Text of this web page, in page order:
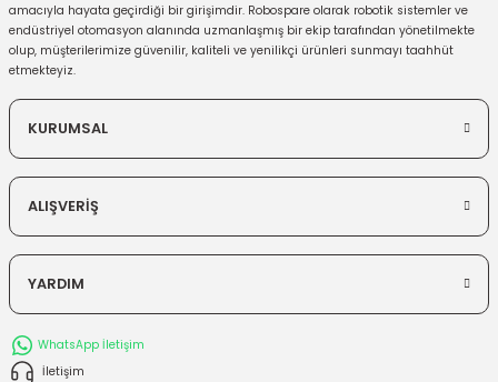
amacıyla hayata geçirdiği bir girişimdir. Robospare olarak robotik sistemler ve
endüstriyel otomasyon alanında uzmanlaşmış bir ekip tarafından yönetilmekte
olup, müşterilerimize güvenilir, kaliteli ve yenilikçi ürünleri sunmayı taahhüt
etmekteyiz.
KURUMSAL
ALIŞVERİŞ
YARDIM
WhatsApp İletişim
İletişim